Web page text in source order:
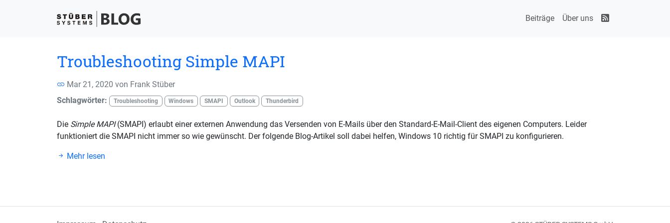
Beiträge Über uns
Troubleshooting Simple MAPI
Mar 21, 2020 von Frank Stüber
Schlagwörter:
Troubleshooting Windows SMAPI Outlook Thunderbird
Die Simple MAPI(SMAPI) erlaubt einer externen Anwendung das Versenden von E-Mails über den Standard-E-Mail-Client des eigenen Computers. Leider
funktioniert die SMAPI nicht immer so wie gewünscht. Der folgende Blog-Artikel soll dabei helfen, Windows 10 richtig für SMAPI zu konfigurieren.
Mehr lesen